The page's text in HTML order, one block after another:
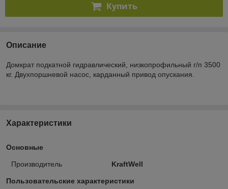
Купить
Описание
Домкрат подкатной гидравлический, низкопрофильный г/п 3500
кг. Двухпоршневой насос, карданный привод опускания.
Характеристики
Основные
Производитель KraftWell
Пользовательские характеристики